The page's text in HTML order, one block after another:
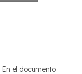
En el documento